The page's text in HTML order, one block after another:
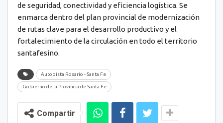
de seguridad, conectividad y eficiencia logística. Se
enmarca dentro del plan provincial de modernización
de rutas clave para el desarrollo productivo y el
fortalecimiento de la circulación en todo el territorio
santafesino.
Autopista Rosario - Santa Fe
Gobierno de la Provincia de Santa Fe
Compartir